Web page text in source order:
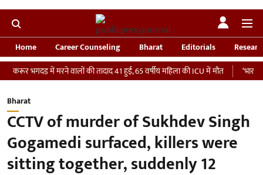
Home Career Counseling Bharat Editorials
में मरने वालों की तादाद 41 हुई, 65 वर्षीय महिला की ICU में मौत
‘भारतीय सेना
Bharat
CCTV of murder of Sukhdev Singh
Gogamedi surfaced, killers were
sitting together, suddenly 12